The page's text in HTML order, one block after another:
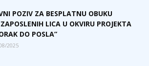
POZIV ZA BESPLATNU OBUKU
LICA U OKVIRU PROJEKTA
DO POSLA”
2025